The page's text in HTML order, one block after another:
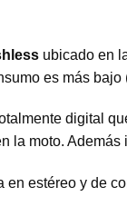
ubicado en
es más
digital
la moto.
estéreo y de